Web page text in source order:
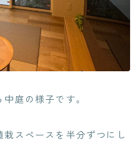
庭の様子です。
スペースを半分ずつにし